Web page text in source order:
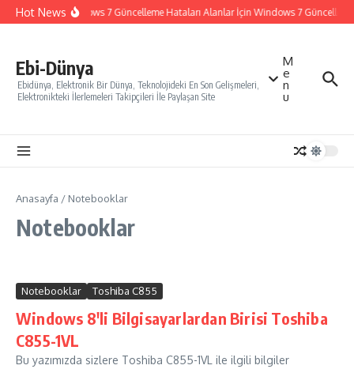
İçeriğe atla
Hot NewsWindows 7 Güncelleme Hataları Alanlar İçin Windows 7
Ebi-Dünya
Ebidünya, Elektronik Bir Dünya, Teknolojideki En Son Gelişmeleri,
Elektronikteki İlerlemeleri Takipçileri İle Paylaşan Site
M
e
n
u
Anasayfa / Notebooklar
Notebooklar
Notebooklar Toshiba C855
Windows 8'li Bilgisayarlardan Birisi Toshiba
C855-1VL
Bu yazımızda sizlere Toshiba C855-1VL ile ilgili bilgiler